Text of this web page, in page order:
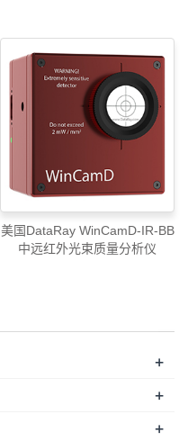
美国DataRay WinCamD-IR-BB
中远红外光束质量分析仪
+
+
+